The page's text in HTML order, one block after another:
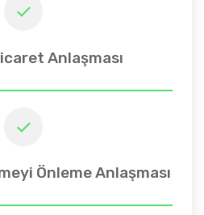
Anlaşması
Önleme Anlaşması